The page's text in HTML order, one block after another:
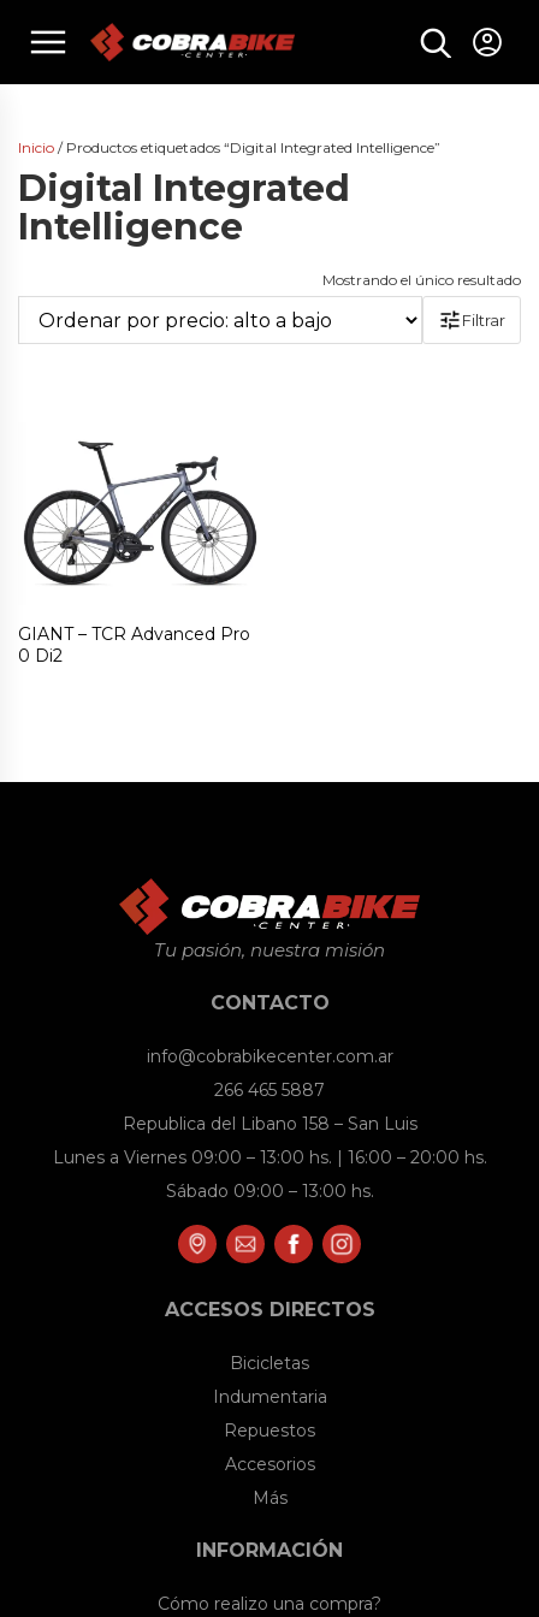
menu
Inicio / Productos etiquetados “Digital Integrated Intelligence”
Digital Integrated
Intelligence
Mostrando el único resultado
Filtrar
GIANT – TCR Advanced Pro
0 Di2
Tu pasión, nuestra misión
CONTACTO
info@cobrabikecenter.com.ar
266 465 5887
Republica del Libano 158 – San Luis
Lunes a Viernes 09:00 – 13:00 hs. | 16:00 – 20:00 hs.
Sábado 09:00 – 13:00 hs.
ACCESOS DIRECTOS
Bicicletas
Indumentaria
Repuestos
Accesorios
Más
INFORMACIÓN
Cómo realizo una compra?